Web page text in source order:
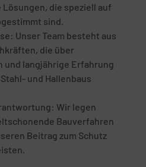
die speziell auf
sind.
Unser Team besteht aus
die über
und langjährige Erfahrung
und Hallenbaus
Wir legen
Bauverfahren
Beitrag zum Schutz